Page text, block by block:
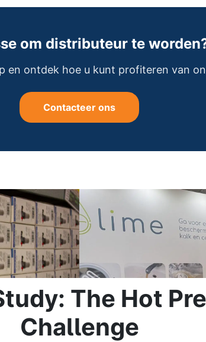
om distributeur te
en ontdek hoe u kunt profiteren van
Contacteer ons
The Hot
Challenge